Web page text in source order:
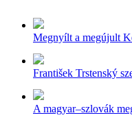
Megnyílt a megújult
František Trstenský
A magyar–szlovák